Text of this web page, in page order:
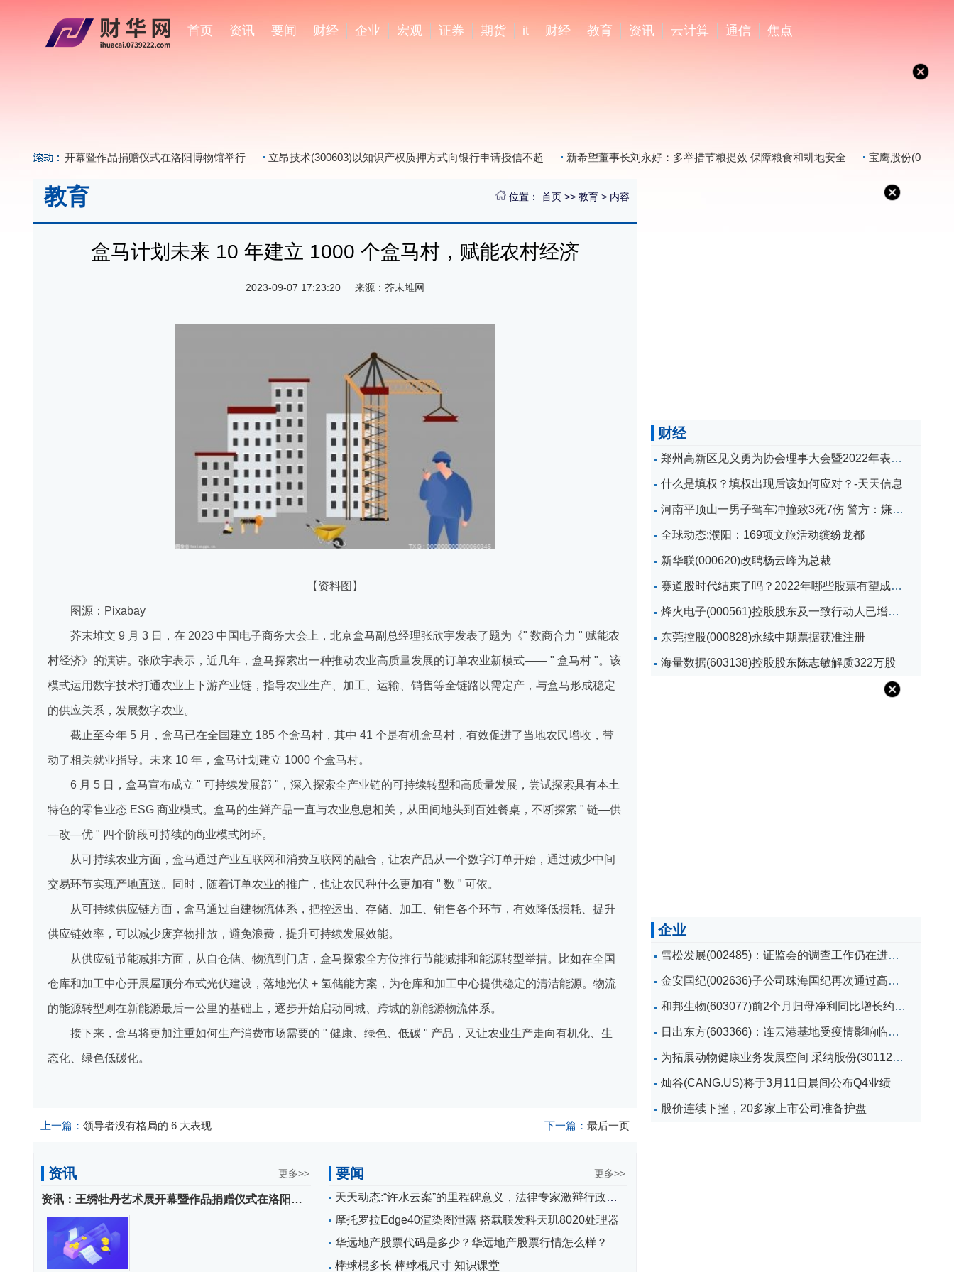
首页 资讯 要闻 财经 企业 宏观 证券 期货 it 财经 教育 资讯 云计算 通信 焦点
牡丹艺术展开幕暨作品捐赠仪式在洛阳博物馆举行 立昂技术(300603)以知识产权质押方式向银行申请授信不超 新希望董事长刘永好：多举措节粮提效 保障粮食和耕地安全 宝鹰股份(002047)
教育 位置： 首页 >> 教育 > 内容
盒马计划未来 10 年建立 1000 个盒马村，赋能农村经济
2023-09-07 17:23:20 来源：芥末堆网
【资料图】
图源：Pixabay
芥末堆文 9 月 3 日，在 2023 中国电子商务大会上，北京盒马副总经理张欣宇发表了题为《" 数商合力 " 赋能农
村经济》的演讲。张欣宇表示，近几年，盒马探索出一种推动农业高质量发展的订单农业新模式—— " 盒马村 "。该
模式运用数字技术打通农业上下游产业链，指导农业生产、加工、运输、销售等全链路以需定产，与盒马形成稳定
的供应关系，发展数字农业。
截止至今年 5 月，盒马已在全国建立 185 个盒马村，其中 41 个是有机盒马村，有效促进了当地农民增收，带
动了相关就业指导。未来 10 年，盒马计划建立 1000 个盒马村。
6 月 5 日，盒马宣布成立 " 可持续发展部 "，深入探索全产业链的可持续转型和高质量发展，尝试探索具有本土
特色的零售业态 ESG 商业模式。盒马的生鲜产品一直与农业息息相关，从田间地头到百姓餐桌，不断探索 " 链—供
—改—优 " 四个阶段可持续的商业模式闭环。
从可持续农业方面，盒马通过产业互联网和消费互联网的融合，让农产品从一个数字订单开始，通过减少中间
交易环节实现产地直送。同时，随着订单农业的推广，也让农民种什么更加有 " 数 " 可依。
从可持续供应链方面，盒马通过自建物流体系，把控运出、存储、加工、销售各个环节，有效降低损耗、提升
供应链效率，可以减少废弃物排放，避免浪费，提升可持续发展效能。
从供应链节能减排方面，从自仓储、物流到门店，盒马探索全方位推行节能减排和能源转型举措。比如在全国
仓库和加工中心开展屋顶分布式光伏建设，落地光伏 + 氢储能方案，为仓库和加工中心提供稳定的清洁能源。物流
的能源转型则在新能源最后一公里的基础上，逐步开始启动同城、跨城的新能源物流体系。
接下来，盒马将更加注重如何生产消费市场需要的 " 健康、绿色、低碳 " 产品，又让农业生产走向有机化、生
态化、绿色低碳化。
上一篇： 领导者没有格局的 6 大表现 下一篇： 最后一页
资讯 更多>>
资讯：王绣牡丹艺术展开幕暨作品捐赠仪式在洛阳博物馆举行
要闻 更多>>
天天动态:“许水云案”的里程碑意义，法律专家激辩行政赔偿司法现状与困境
摩托罗拉Edge40渲染图泄露 搭载联发科天玑8020处理器
华远地产股票代码是多少？华远地产股票行情怎么样？
棒球棍多长 棒球棍尺寸 知识课堂
财经
郑州高新区见义勇为协会理事大会暨2022年表彰总结会召开 世界要闻
什么是填权？填权出现后该如何应对？-天天信息
河南平顶山一男子驾车冲撞致3死7伤 警方：嫌疑人已被抓获
全球动态:濮阳：169项文旅活动缤纷龙都
新华联(000620)改聘杨云峰为总裁
赛道股时代结束了吗？2022年哪些股票有望成为“黑马”？
烽火电子(000561)控股股东及一致行动人已增持582.67万股
东莞控股(000828)永续中期票据获准注册
海量数据(603138)控股股东陈志敏解质322万股
企业
雪松发展(002485)：证监会的调查工作仍在进行中
金安国纪(002636)子公司珠海国纪再次通过高新技术企业认定
和邦生物(603077)前2个月归母净利同比增长约500%至6.5亿元
日出东方(603366)：连云港基地受疫情影响临时停产
为拓展动物健康业务发展空间 采纳股份(301122)拟投设兽
灿谷(CANG.US)将于3月11日晨间公布Q4业绩
股价连续下挫，20多家上市公司准备护盘